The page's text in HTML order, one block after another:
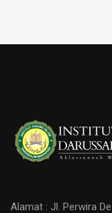
Alamat : Jl. Perwira